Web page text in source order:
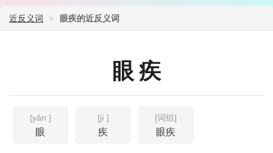
近反义词 眼疾的近反义词
眼疾
[yǎn ]
眼
[jí ]
疾
[词组]
眼疾